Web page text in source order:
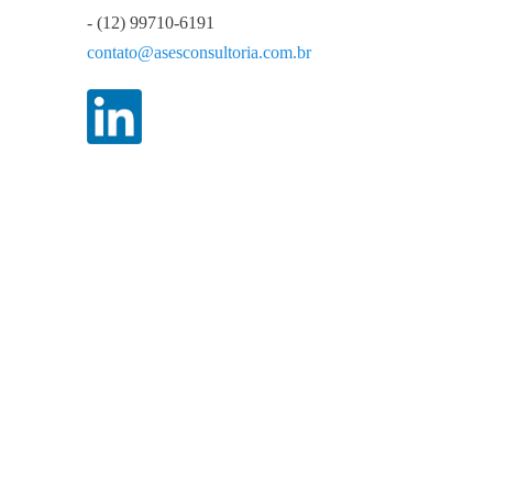
- (12) 99710-6191
contato@asesconsultoria.com.br